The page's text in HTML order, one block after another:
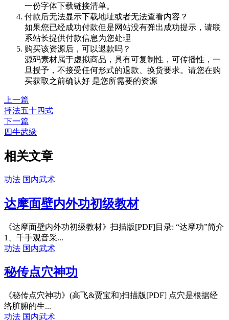
一份字体下载链接清单。
付款后无法显示下载地址或者无法查看内容？
如果您已经成功付款但是网站没有弹出成功提示，请联
系站长提供付款信息为您处理
购买该资源后，可以退款吗？
源码素材属于虚拟商品，具有可复制性，可传播性，一
旦授予，不接受任何形式的退款、换货要求。请您在购
买获取之前确认好 是您所需要的资源
上一篇
摔法五十四式
下一篇
四牛武缘
相关文章
功法 国内武术
达摩面壁内外功初级教材
《达摩面壁内外功初级教材》扫描版[PDF]目录: “达摩功”简介
1、千手观音采...
功法 国内武术
秘传点穴神功
《秘传点穴神功》(高飞&贾宝和)扫描版[PDF] 点穴是根据经
络脏腑的生...
功法 国内武术